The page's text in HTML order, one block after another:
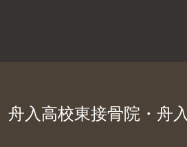
入高校東接骨院・舟入